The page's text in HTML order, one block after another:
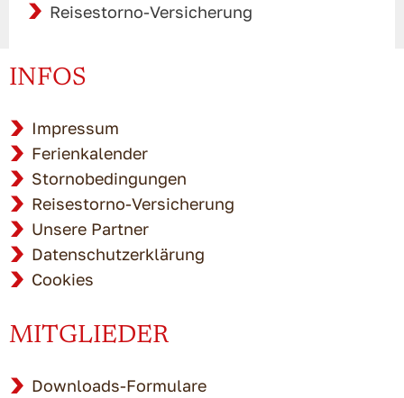
Reisestorno-Versicherung
INFOS
Impressum
Ferienkalender
Stornobedingungen
Reisestorno-Versicherung
Unsere Partner
Datenschutzerklärung
Cookies
MITGLIEDER
Downloads-Formulare